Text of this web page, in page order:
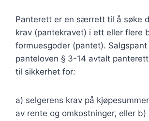
Panterett er en særrett til å søke
krav (pantekravet) i ett eller flere
formuesgoder (pantet).
panteloven § 3-14 avtalt
til sikkerhet for:
a) selgerens krav på
av rente og omkostninger, eller b)